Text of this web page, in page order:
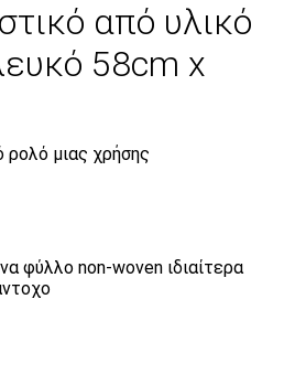
από υλικό
58cm x
ρολό μιας χρήσης
φύλλο non-woven ιδιαίτερα